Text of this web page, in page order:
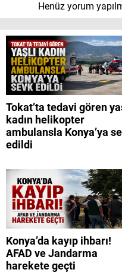
Henüz yorum
Tokat’ta tedavi gören
kadın helikopter
ambulansla Konya’ya
edildi
Konya’da kayıp ihbarı!
AFAD ve Jandarma
harekete geçti